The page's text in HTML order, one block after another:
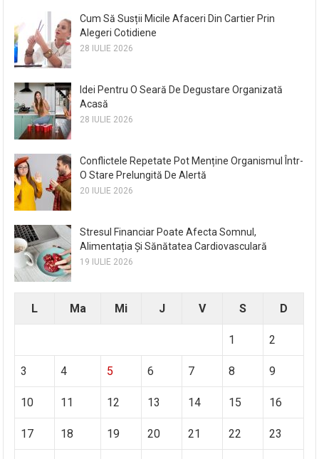
Cum Să Susții Micile Afaceri Din Cartier Prin
Alegeri Cotidiene
28 IULIE 2026
Idei Pentru O Seară De Degustare Organizată
Acasă
28 IULIE 2026
Conflictele Repetate Pot Menține Organismul Într-
O Stare Prelungită De Alertă
20 IULIE 2026
Stresul Financiar Poate Afecta Somnul,
Alimentația Și Sănătatea Cardiovasculară
19 IULIE 2026
L Ma Mi J V S D
1 2
3 4 5 6 7 8 9
10 11 12 13 14 15 16
17 18 19 20 21 22 23